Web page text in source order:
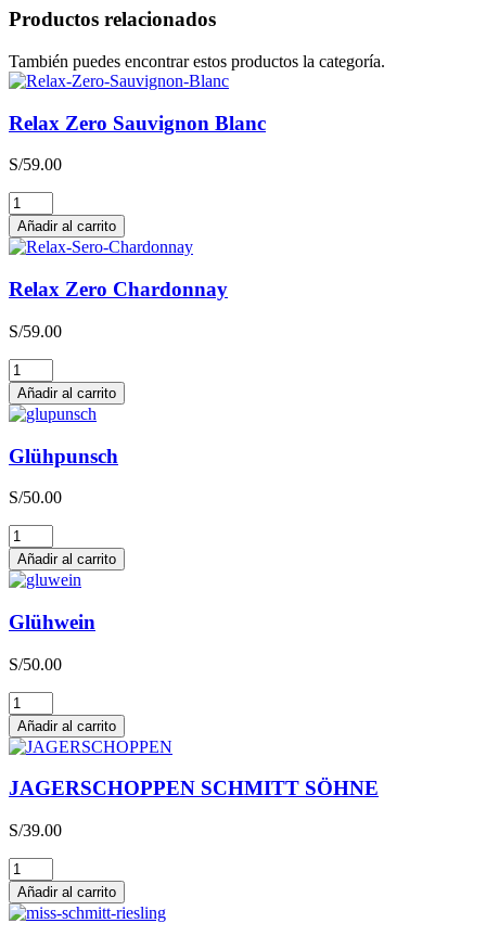
Productos relacionados
También puedes encontrar estos productos la categoría.
Relax Zero Sauvignon Blanc
S/59.00
Relax
Zero
Sauvignon
Blanc
cantidad
Añadir al carrito
Relax Zero Chardonnay
S/59.00
Relax
Zero
Chardonnay
cantidad
Añadir al carrito
Glühpunsch
S/50.00
Glühpunsch
cantidad
Añadir al carrito
Glühwein
S/50.00
Glühwein
cantidad
Añadir al carrito
JAGERSCHOPPEN SCHMITT SÖHNE
S/39.00
JAGERSCHOPPEN
SCHMITT
SÖHNE
cantidad
Añadir al carrito